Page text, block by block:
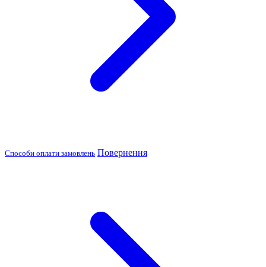
Способи оплати замовлень Повернення